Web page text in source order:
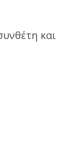
και